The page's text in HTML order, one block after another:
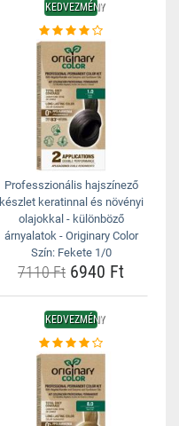
KEDVEZMÉNY
Professzionális hajszínező
készlet keratinnal és növényi
olajokkal - különböző
árnyalatok - Originary Color
Szín: Fekete 1/0
7110 Ft 6940 Ft
KEDVEZMÉNY